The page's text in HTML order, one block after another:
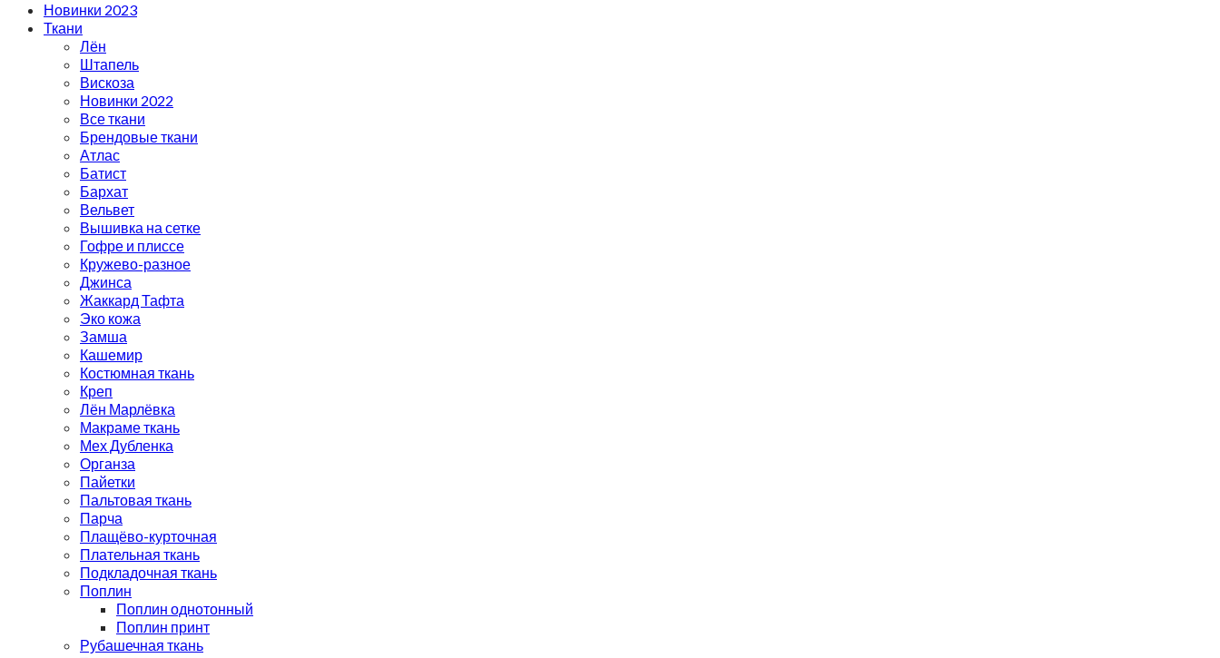
Новинки 2023
Ткани
Лён
Штапель
Вискоза
Новинки 2022
Все ткани
Брендовые ткани
Атлас
Батист
Бархат
Вельвет
Вышивка на сетке
Гофре и плиссе
Кружево-разное
Джинса
Жаккард Тафта
Эко кожа
Замша
Кашемир
Костюмная ткань
Креп
Лён Марлёвка
Макраме ткань
Мех Дубленка
Органза
Пайетки
Пальтовая ткань
Парча
Плащёво-курточная
Плательная ткань
Подкладочная ткань
Поплин
Поплин однотонный
Поплин принт
Рубашечная ткань